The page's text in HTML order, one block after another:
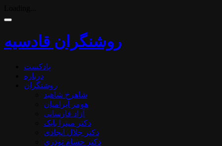
روشنگران قادسیه
پادکست
درباره
روشنگران
شاهرخ شاهید
هومر آبرامیان
آزاد فارسانی
دکتر میترا بابک
دکتر جلال ایجادی
دکتر حسام نوذری